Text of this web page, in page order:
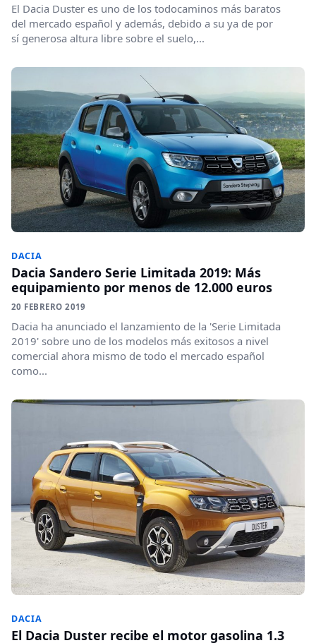
El Dacia Duster es uno de los todocaminos más baratos
del mercado español y además, debido a su ya de por
sí generosa altura libre sobre el suelo,...
DACIA
Dacia Sandero Serie Limitada 2019: Más
equipamiento por menos de 12.000 euros
20 FEBRERO 2019
Dacia ha anunciado el lanzamiento de la 'Serie Limitada
2019' sobre uno de los modelos más exitosos a nivel
comercial ahora mismo de todo el mercado español
como...
DACIA
El Dacia Duster recibe el motor gasolina 1.3